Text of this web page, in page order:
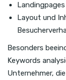
Layout und
Besonders
Keywords
Unternehmer,